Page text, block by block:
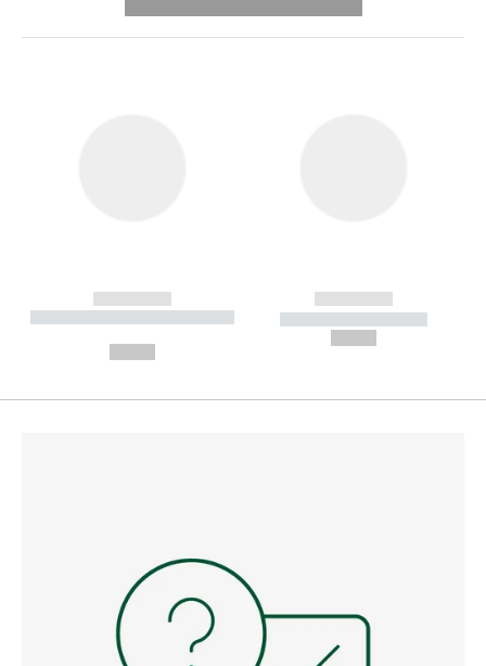
------------
----------- ----------- --------
------------
----------- -----------